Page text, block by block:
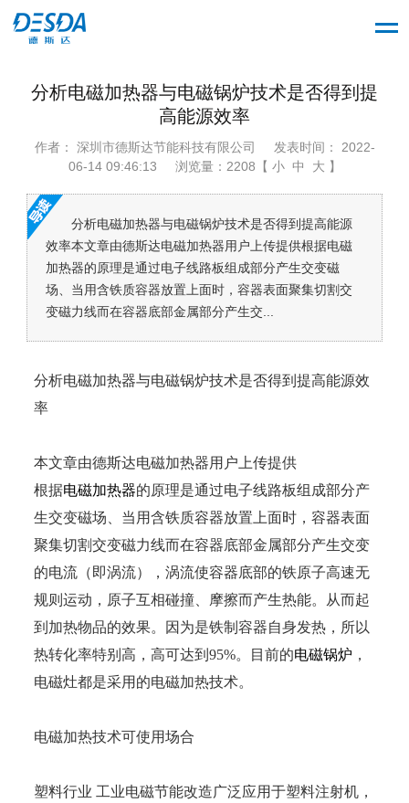
分析电磁加热器与电磁锅炉技术是否得到提
高能源效率
作者： 深圳市德斯达节能科技有限公司
发表时间： 2022-
06-14 09:46:13
浏览量：2208【 小 中 大 】
分析电磁加热器与电磁锅炉技术是否得到提高能源
效率本文章由德斯达电磁加热器用户上传提供根据电磁
加热器的原理是通过电子线路板组成部分产生交变磁
场、当用含铁质容器放置上面时，容器表面聚集切割交
变磁力线而在容器底部金属部分产生交...
分析电磁加热器与电磁锅炉技术是否得到提高能源效
率
本文章由德斯达电磁加热器用户上传提供
根据电磁加热器的原理是通过电子线路板组成部分产
生交变磁场、当用含铁质容器放置上面时，容器表面
聚集切割交变磁力线而在容器底部金属部分产生交变
的电流（即涡流），涡流使容器底部的铁原子高速无
规则运动，原子互相碰撞、摩擦而产生热能。从而起
到加热物品的效果。因为是铁制容器自身发热，所以
热转化率特别高，高可达到95%。目前的电磁锅炉 ，
电磁灶都是采用的电磁加热技术。
电磁加热技术可使用场合
塑料行业 工业电磁节能改造广泛应用于塑料注射机，